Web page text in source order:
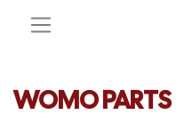
WOMO PARTS